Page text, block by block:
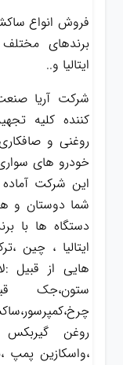
فروش انواع
برندهای
ایتالیا و..
شرکت آریا
کننده کلیه
روغنی و
خودرو های
این شرکت آماده
شما دوستان و
دستگاه ها با
ایتالیا ، چین
هایی از قبیل
ستون،جک
روغن
،واسکازین